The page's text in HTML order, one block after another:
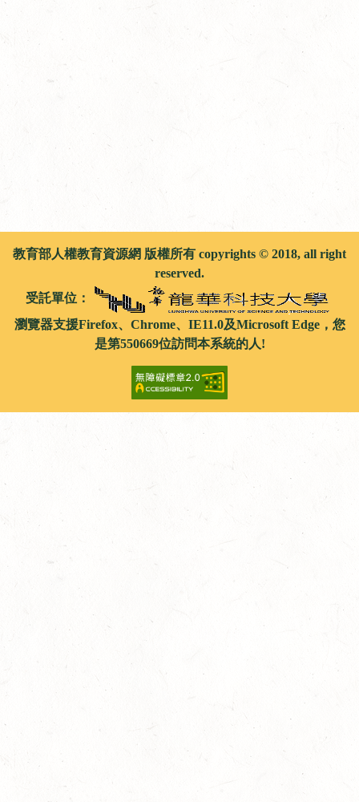
教育部人權教育資源網 版權所有 copyrights © 2018, all right
reserved.
受託單位：
瀏覽器支援Firefox、Chrome、IE11.0及Microsoft Edge，您
是第550669位訪問本系統的人!